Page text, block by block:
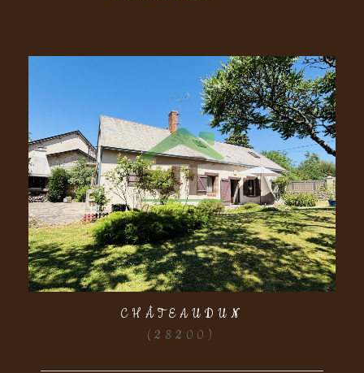
CHÂTEAUDUN
(28200)